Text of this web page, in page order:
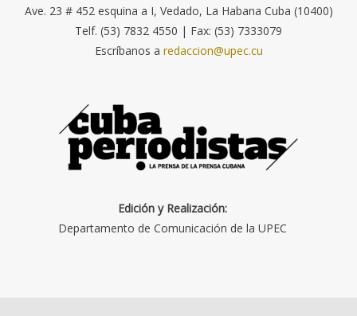
Ave. 23 # 452 esquina a I, Vedado, La Habana Cuba (10400)
Telf. (53) 7832 4550 | Fax: (53) 7333079
Escríbanos a redaccion@upec.cu
Edición y Realización:
Departamento de Comunicación de la UPEC